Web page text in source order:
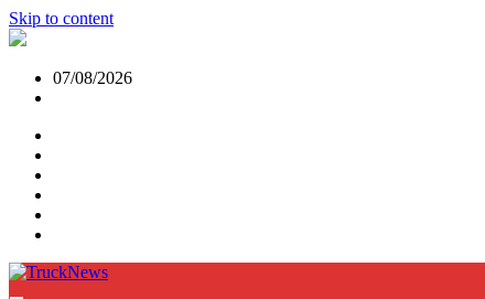
Skip to content
07/08/2026